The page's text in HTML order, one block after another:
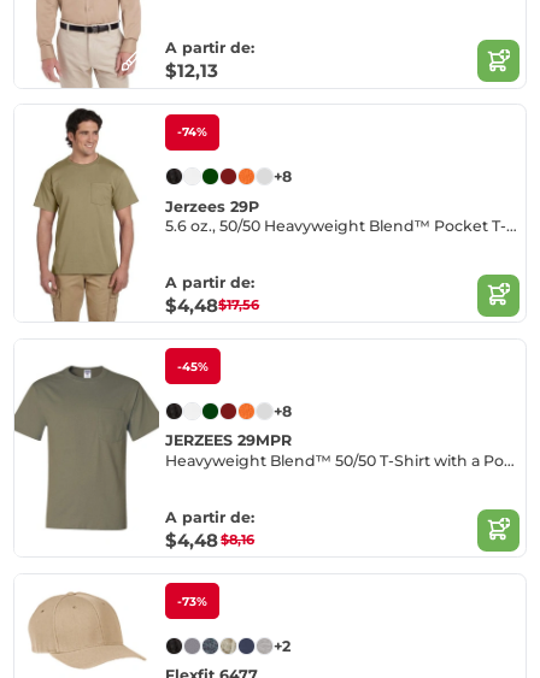
A partir de:
$12,13
-74%
+8
Jerzees 29P
5.6 oz., 50/50 Heavyweight Blend™ Pocket T-Shirt
A partir de:
$4,48$17,56
-45%
+8
JERZEES 29MPR
Heavyweight Blend™ 50/50 T-Shirt with a Pocket
A partir de:
$4,48$8,16
-73%
+2